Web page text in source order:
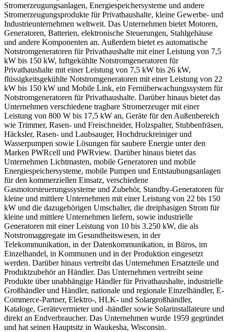
Stromerzeugungsanlagen, Energiespeichersysteme und andere
Stromerzeugungsprodukte für Privathaushalte, kleine Gewerbe- und
Industrieunternehmen weltweit. Das Unternehmen bietet Motoren,
Generatoren, Batterien, elektronische Steuerungen, Stahlgehäuse
und andere Komponenten an. Außerdem bietet es automatische
Notstromgeneratoren für Privathaushalte mit einer Leistung von 7,5
kW bis 150 kW, luftgekühlte Notstromgeneratoren für
Privathaushalte mit einer Leistung von 7,5 kW bis 26 kW,
flüssigkeitsgekühlte Notstromgeneratoren mit einer Leistung von 22
kW bis 150 kW und Mobile Link, ein Fernüberwachungssystem für
Notstromgeneratoren für Privathaushalte. Darüber hinaus bietet das
Unternehmen verschiedene tragbare Stromerzeuger mit einer
Leistung von 800 W bis 17,5 kW an, Geräte für den Außenbereich
wie Trimmer, Rasen- und Freischneider, Holzspalter, Stubbenfräsen,
Häcksler, Rasen- und Laubsauger, Hochdruckreiniger und
Wasserpumpen sowie Lösungen für saubere Energie unter den
Marken PWRcell und PWRview. Darüber hinaus bietet das
Unternehmen Lichtmasten, mobile Generatoren und mobile
Energiespeichersysteme, mobile Pumpen und Entstaubungsanlagen
für den kommerziellen Einsatz, verschiedene
Gasmotorsteuerungssysteme und Zubehör, Standby-Generatoren für
kleine und mittlere Unternehmen mit einer Leistung von 22 bis 150
kW und die dazugehörigen Umschalter, die dreiphasigen Strom für
kleine und mittlere Unternehmen liefern, sowie industrielle
Generatoren mit einer Leistung von 10 bis 3.250 kW, die als
Notstromaggregate im Gesundheitswesen, in der
Telekommunikation, in der Datenkommunikation, in Büros, im
Einzelhandel, in Kommunen und in der Produktion eingesetzt
werden. Darüber hinaus vertreibt das Unternehmen Ersatzteile und
Produktzubehör an Händler. Das Unternehmen vertreibt seine
Produkte über unabhängige Händler für Privathaushalte, industrielle
Großhändler und Händler, nationale und regionale Einzelhändler, E-
Commerce-Partner, Elektro-, HLK- und Solargroßhändler,
Kataloge, Gerätevermieter und -händler sowie Solarinstallateure und
direkt an Endverbraucher. Das Unternehmen wurde 1959 gegründet
und hat seinen Hauptsitz in Waukesha, Wisconsin.